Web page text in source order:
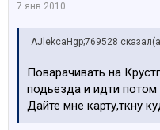
7 янв 2010
AJlekcaHgp;769528
Поварачивать на
подьезда и идти потом
Дайте мне карту,ткну